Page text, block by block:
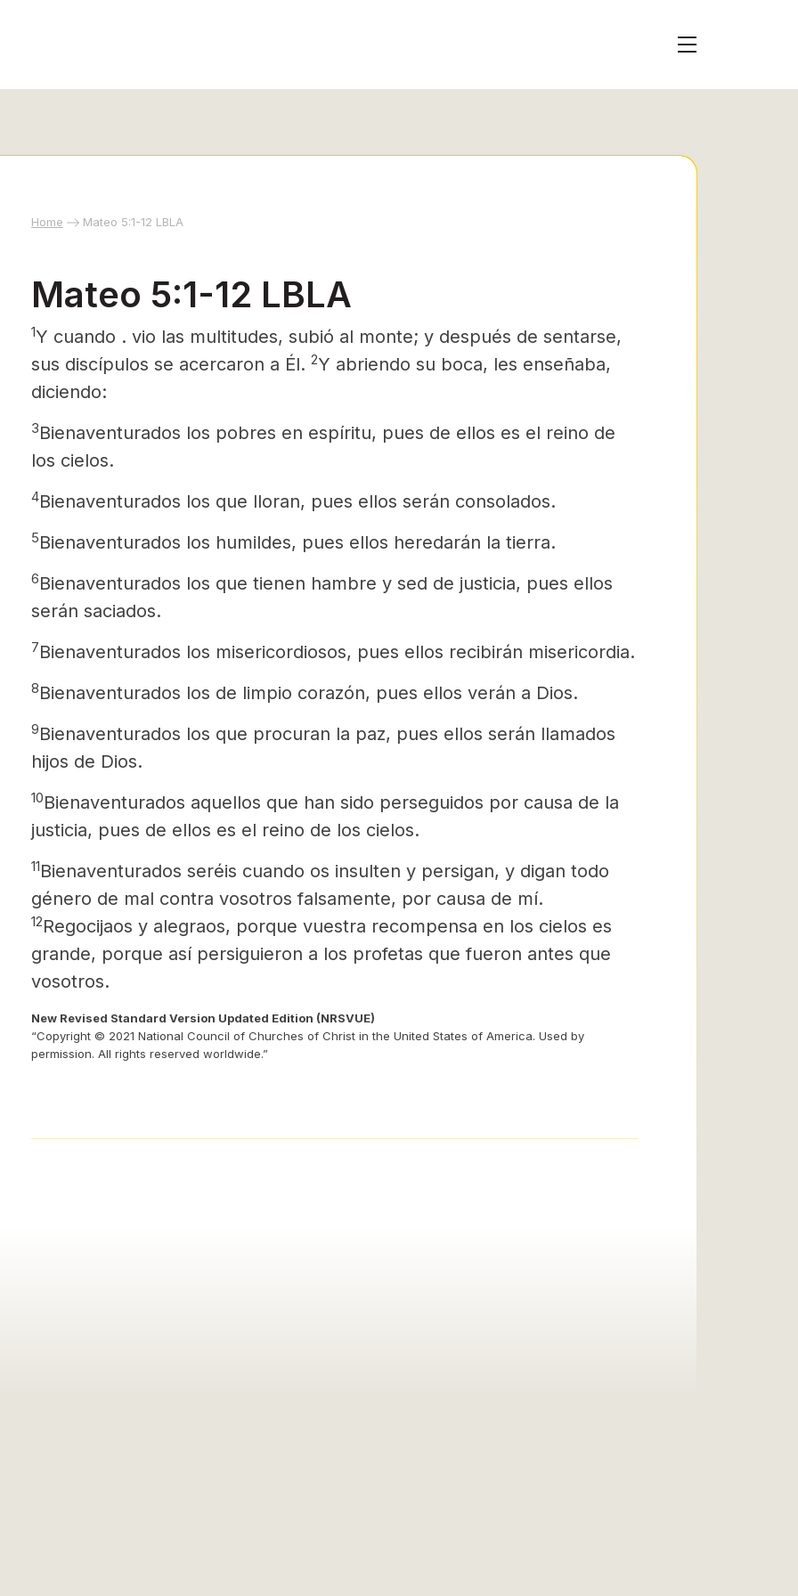
Home Mateo 5:1-12 LBLA
Mateo 5:1-12 LBLA
1Y cuando . vio las multitudes, subió al monte; y después de sentarse,
sus discípulos se acercaron a Él. 2Y abriendo su boca, les enseñaba,
diciendo:
3Bienaventurados los pobres en espíritu, pues de ellos es el reino de
los cielos.
4Bienaventurados los que lloran, pues ellos serán consolados.
5Bienaventurados los humildes, pues ellos heredarán la tierra.
6Bienaventurados los que tienen hambre y sed de justicia, pues ellos
serán saciados.
7Bienaventurados los misericordiosos, pues ellos recibirán misericordia.
8Bienaventurados los de limpio corazón, pues ellos verán a Dios.
9Bienaventurados los que procuran la paz, pues ellos serán llamados
hijos de Dios.
10Bienaventurados aquellos que han sido perseguidos por causa de la
justicia, pues de ellos es el reino de los cielos.
11Bienaventurados seréis cuando os insulten y persigan, y digan todo
género de mal contra vosotros falsamente, por causa de mí.
12Regocijaos y alegraos, porque vuestra recompensa en los cielos es
grande, porque así persiguieron a los profetas que fueron antes que
vosotros.
New Revised Standard Version Updated Edition (NRSVUE)
“Copyright © 2021 National Council of Churches of Christ in the United States of America. Used by
permission. All rights reserved worldwide.”